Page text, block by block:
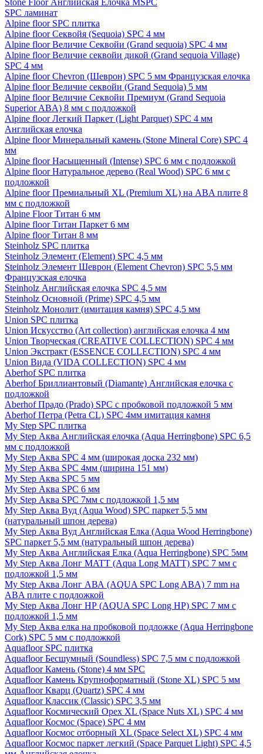
Stone Floor Английская Елочка MSPC
SPC ламинат
Alpine floor SPC плитка
Alpine floor Секвойя (Sequoia) SPC 4 мм
Alpine floor Величие Секвойи (Grand sequoia) SPC 4 мм
Alpine floor Величие секвойи дикой (Grand sequoia Village)
SPC 4 мм
Alpine floor Chevron (Шеврон) SPC 5 мм Французская елочка
Alpine floor Величие секвойи (Grand Sequoia) 5 мм
Alpine floor Величие Секвойи Премиум (Grand Sequoia
Superior ABA) 8 мм с подложкой
Alpine floor Легкий Паркет (Light Parquet) SPC 4 мм
Английская елочка
Alpine floor Минеральный камень (Stone Mineral Core) SPC 4
мм
Alpine floor Насыщенный (Intense) SPC 6 мм с подложкой
Alpine floor Натуральное дерево (Real Wood) SPC 6 мм с
подложкой
Alpine floor Премиальный XL (Premium XL) на ABA плите 8
мм с подложкой
Alpine Floor Титан 6 мм
Alpine floor Титан Паркет 6 мм
Alpine floor Титан 8 мм
Steinholz SPC плитка
Steinholz Элемент (Element) SPC 4,5 мм
Steinholz Элемент Шеврон (Element Chevron) SPC 5,5 мм
Французская елочка
Steinholz Английская елочка SPC 4,5 мм
Steinholz Основной (Prime) SPC 4,5 мм
Steinholz Монолит (имитация камня) SPC 4,5 мм
Union SPC плитка
Union Искусство (Art collection) английская елочка 4 мм
Union Творческая (CREATIVE COLLECTION) SPC 4 мм
Union Экстракт (ESSENCE COLLECTION) SPC 4 мм
Union Вида (VIDA COLLECTION) SPC 4 мм
Aberhof SPC плитка
Aberhof Бриллиантовый (Diamante) Английская елочка с
подложкой
Aberhof Прадо (Prado) SPC с пробковой подложкой 5 мм
Aberhof Петра (Petra CL) SPC 4мм имитация камня
My Step SPC плитка
My Step Аква Английская елочка (Aqua Herringbone) SPC 6,5
мм с подложкой
My Step Аква SPC 4 мм (широкая доска 232 мм)
My Step Аква SPC 4мм (ширина 151 мм)
My Step Аква SPC 5 мм
My Step Аква SPC 6 мм
My Step Аква SPC 7мм c подложкой 1,5 мм
My Step Аква Вуд (Aqua Wood) SPC паркет 5,5 мм
(натуральный шпон дерева)
My Step Аква Вуд Английская Елка (Aqua Wood Herringbone)
SPC паркет 5,5 мм (натуральный шпон дерева)
My Step Аква Английская Елка (Aqua Herringbone) SPC 5мм
My Step Аква Лонг MATT (Aqua Long MATT) SPC 7 мм с
подложкой 1,5 мм
My Step Аква Лонг АВА (AQUA SPC Long ABA) 7 mm на
ABA плите с подложкой
My Step Аква Лонг НР (AQUA SPC Long HP) SPC 7 мм с
подложкой 1,5 мм
My Step Аква елка на пробковой подложке (Aqua Herringbone
Cork) SPC 5 мм с подложкой
Aquafloor SPC плитка
Aquafloor Бесшумный (Soundless) SPC 7,5 мм с подложкой
Aquafloor Камень (Stone) 4 мм SPC
Aquafloor Камень Крупноформатный (Stone XL) SPC 5 мм
Aquafloor Кварц (Quartz) SPC 4 мм
Aquafloor Классик (Classic) SPC 3,5 мм
Aquafloor Космический Орех XL (Space Nuts XL) SPC 4 мм
Aquafloor Космос (Space) SPC 4 мм
Aquafloor Космос отборный XL (Space Select XL) SPC 4 мм
Aquafloor Космос паркет легкий (Space Parquet Light) SPC 4,5